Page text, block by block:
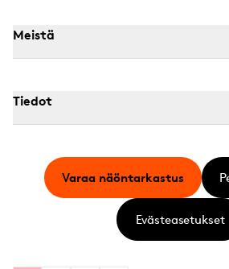
Meistä
Tiedot
Varaa näöntarkastus
Evästeasetukset